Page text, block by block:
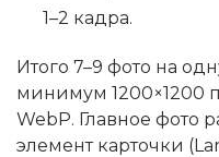
1–2 кадра.
Итого 7–9 фото на
минимум 1200×1200
WebP. Главное фото
элемент карточки